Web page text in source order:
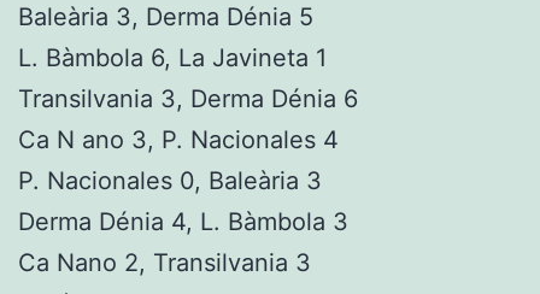
Baleària 3, Derma Dénia 5
L. Bàmbola 6, La Javineta 1
Transilvania 3, Derma Dénia 6
Ca N ano 3, P. Nacionales 4
P. Nacionales 0, Baleària 3
Derma Dénia 4, L. Bàmbola 3
Ca Nano 2, Transilvania 3